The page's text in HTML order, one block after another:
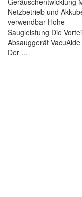
Netzbetrieb und
verwendbar Hohe
Saugleistung Die
Absauggerät VacuAide
Der ...